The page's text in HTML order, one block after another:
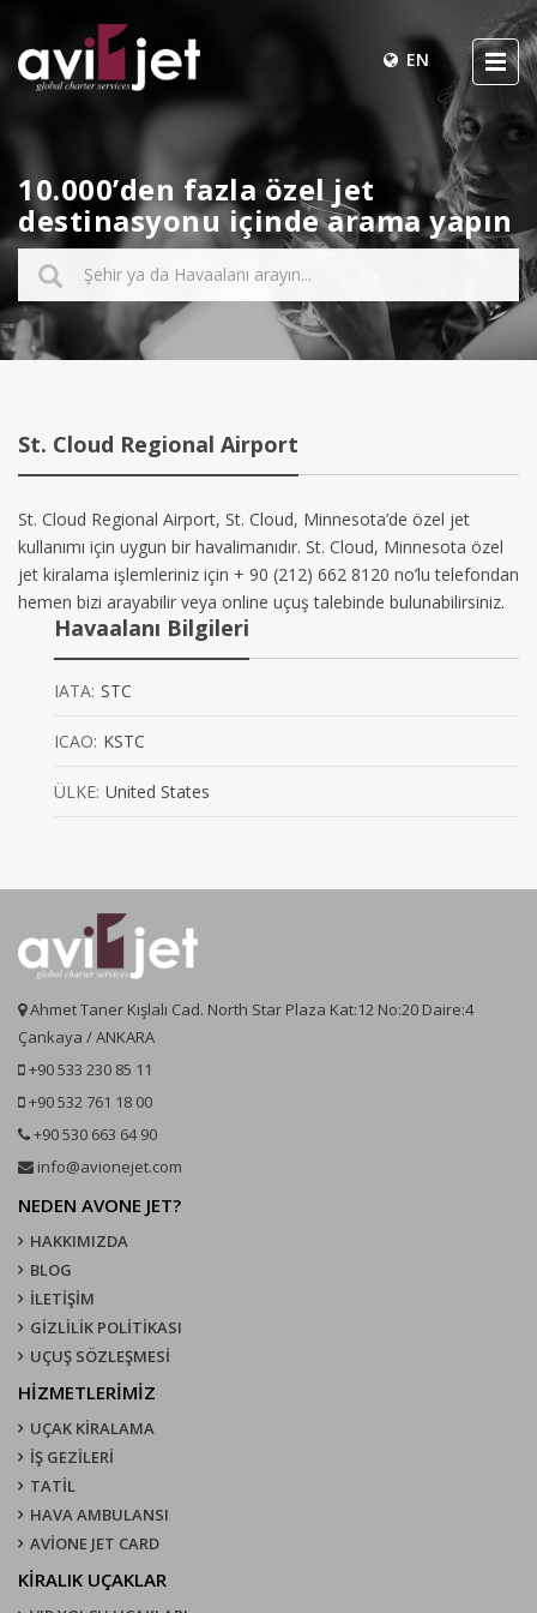
EN
10.000’den fazla özel jet
destinasyonu içinde arama yapın
St. Cloud Regional Airport
St. Cloud Regional Airport, St. Cloud, Minnesota’de özel jet
kullanımı için uygun bir havalimanıdır. St. Cloud, Minnesota özel
jet kiralama işlemleriniz için + 90 (212) 662 8120 no’lu telefondan
hemen bizi arayabilir veya online uçuş talebinde bulunabilirsiniz.
Havaalanı Bilgileri
IATA: STC
ICAO: KSTC
ÜLKE: United States
Ahmet Taner Kışlalı Cad. North Star Plaza Kat:12 No:20 Daire:4
Çankaya / ANKARA
+90 533 230 85 11
+90 532 761 18 00
+90 530 663 64 90
info@avionejet.com
NEDEN AVONE JET?
HAKKIMIZDA
BLOG
İLETİŞİM
GİZLİLİK POLİTİKASI
UÇUŞ SÖZLEŞMESI
HİZMETLERİMİZ
UÇAK KIRALAMA
İŞ GEZİLERİ
TATİL
HAVA AMBULANSI
AVİONE JET CARD
KIRALIK UÇAKLAR